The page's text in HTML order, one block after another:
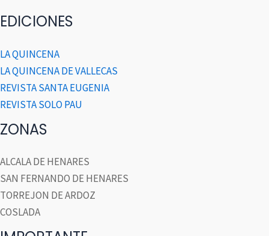
EDICIONES
LA QUINCENA
LA QUINCENA DE VALLECAS
REVISTA SANTA EUGENIA
REVISTA SOLO PAU
ZONAS
ALCALA DE HENARES
SAN FERNANDO DE HENARES
TORREJON DE ARDOZ
COSLADA